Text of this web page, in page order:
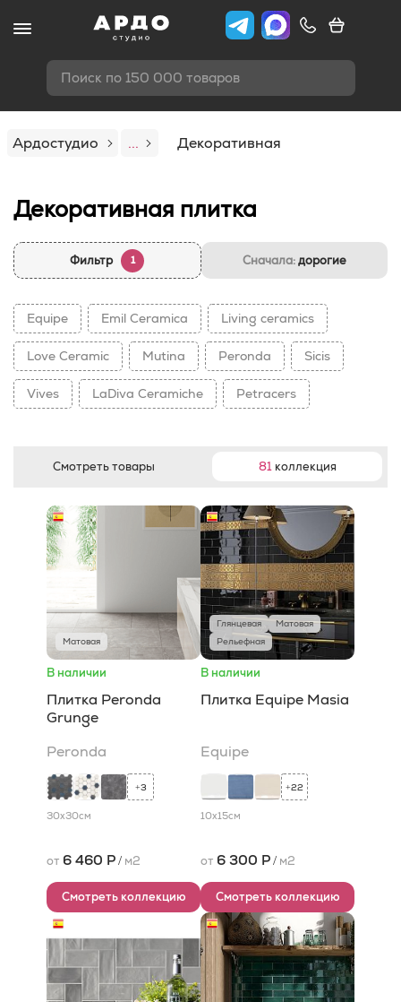
Поиск по 150 000 товаров
Ардостудио ... Декоративная
Декоративная плитка
Фильтр 1 Сначала:дорогие
Equipe Emil Ceramica Living ceramics
Love Ceramic Mutina Peronda Sicis
Vives LaDiva Сeramiche Petracers
Смотреть товары 81 коллекция
Матовая
В наличии
Плитка Peronda
Grunge
Peronda
+3
30x30см
от 6 460 Р/ м2
Смотреть коллекцию
Глянцевая
Матовая
Рельефная
В наличии
Плитка Equipe Masia
Equipe
+22
10x15см
от 6 300 Р/ м2
Смотреть коллекцию